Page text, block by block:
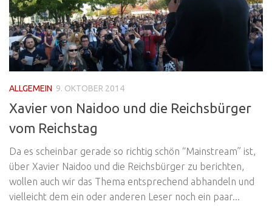
ALLGEMEIN 9. OKTOBER 2014
Xavier von Naidoo und die Reichsbürger
vom Reichstag
Da es scheinbar gerade so richtig schön “Mainstream” ist,
über Xavier Naidoo und die Reichsbürger zu berichten,
wollen auch wir das Thema entsprechend abhandeln und
vielleicht dem ein oder anderen Leser noch ein paar...